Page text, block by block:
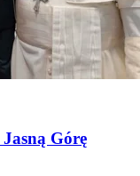
Górę